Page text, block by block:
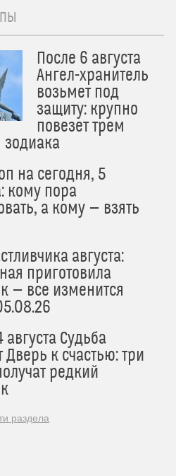
После 6 августа
Ангел-хранитель
возьмет под
защиту: крупно
повезет трем
на сегодня, 5
кому пора
а кому — взять
августа:
приготовила
— все изменится
августа Судьба
Дверь к счастью: три
редкий
раздела